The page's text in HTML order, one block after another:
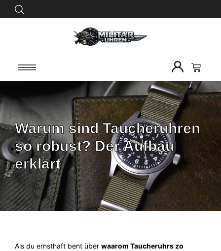
Warum sind Taucheruhren
so robust? Der Aufbau
erklärt
Als du ernsthaft bent über waarom Taucheruhrs zo